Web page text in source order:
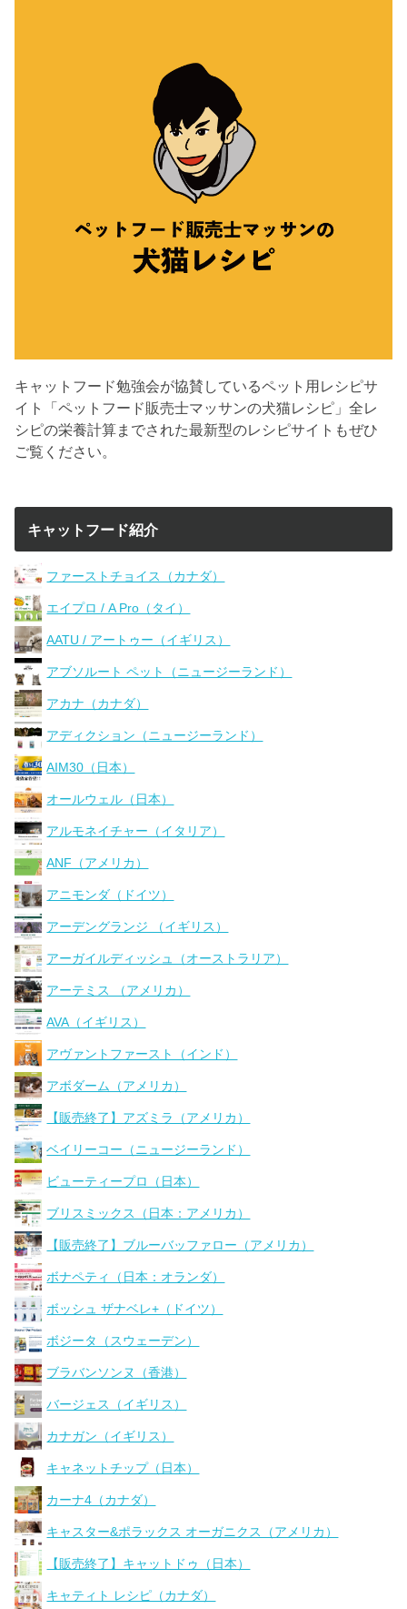
キャットフード勉強会が協賛しているペット用レシピサ
イト「ペットフード販売士マッサンの犬猫レシピ」全レ
シピの栄養計算までされた最新型のレシピサイトもぜひ
ご覧ください。
キャットフード紹介
ファーストチョイス（カナダ）
エイプロ / A Pro（タイ）
AATU / アートゥー（イギリス）
アブソルート ペット（ニュージーランド）
アカナ（カナダ）
アディクション（ニュージーランド）
AIM30（日本）
オールウェル（日本）
アルモネイチャー（イタリア）
ANF（アメリカ）
アニモンダ（ドイツ）
アーデングランジ （イギリス）
アーガイルディッシュ（オーストラリア）
アーテミス （アメリカ）
AVA（イギリス）
アヴァントファースト（インド）
アボダーム（アメリカ）
【販売終了】アズミラ（アメリカ）
ベイリーコー（ニュージーランド）
ビューティープロ（日本）
ブリスミックス（日本：アメリカ）
【販売終了】ブルーバッファロー（アメリカ）
ボナペティ（日本：オランダ）
ボッシュ ザナベレ+（ドイツ）
ボジータ（スウェーデン）
ブラバンソンヌ（香港）
バージェス（イギリス）
カナガン（イギリス）
キャネットチップ（日本）
カーナ4（カナダ）
キャスター&ポラックス オーガニクス（アメリカ）
【販売終了】キャットドゥ（日本）
キャティト レシピ（カナダ）